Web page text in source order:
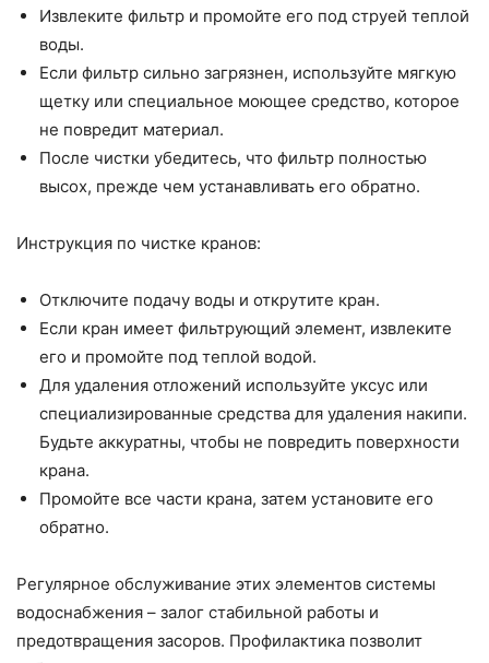
Извлеките фильтр и промойте его под струей теплой
воды.
Если фильтр сильно загрязнен, используйте мягкую
щетку или специальное моющее средство, которое
не повредит материал.
После чистки убедитесь, что фильтр полностью
высох, прежде чем устанавливать его обратно.
Инструкция по чистке кранов:
Отключите подачу воды и открутите кран.
Если кран имеет фильтрующий элемент, извлеките
его и промойте под теплой водой.
Для удаления отложений используйте уксус или
специализированные средства для удаления накипи.
Будьте аккуратны, чтобы не повредить поверхности
крана.
Промойте все части крана, затем установите его
обратно.
Регулярное обслуживание этих элементов системы
водоснабжения – залог стабильной работы и
предотвращения засоров. Профилактика позволит